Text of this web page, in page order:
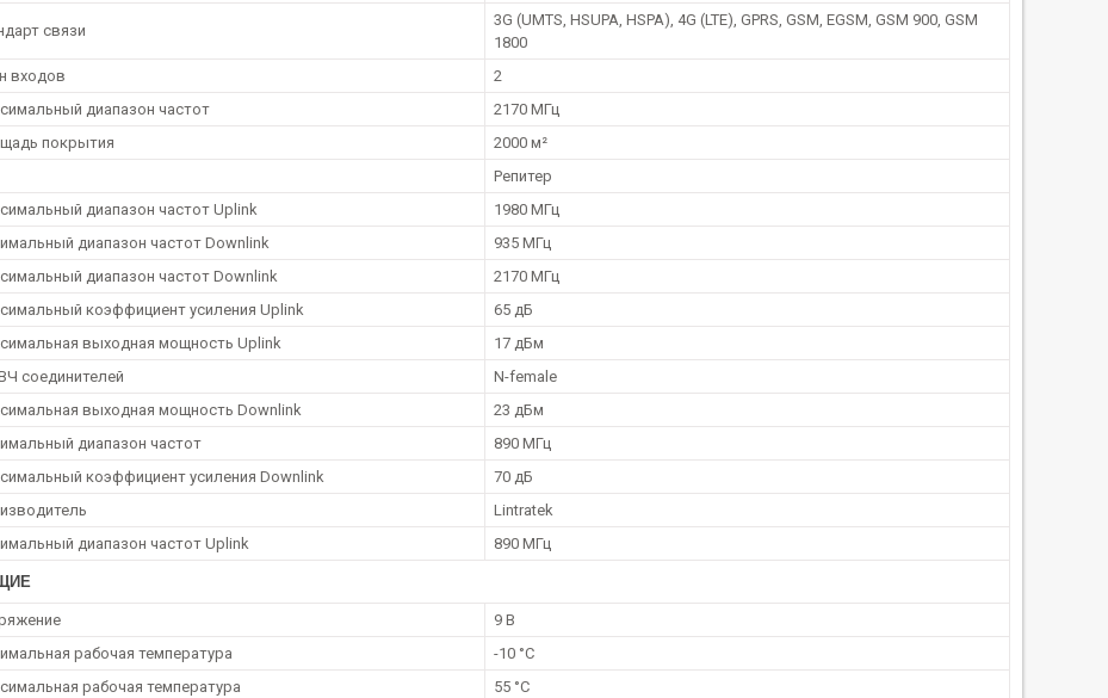
связи
3G (UMTS, HSUPA, HSPA), 4G (LTE), GPRS, GSM, EGSM, GSM 900, GSM
1800
входов
2
диапазон частот
2170 МГц
покрытия
2000 м²
Репитер
диапазон частот Uplink
1980 МГц
диапазон частот Downlink
935 МГц
диапазон частот Downlink
2170 МГц
коэффициент усиления Uplink
65 дБ
выходная мощность Uplink
17 дБм
соединителей
N-female
выходная мощность Downlink
23 дБм
диапазон частот
890 МГц
коэффициент усиления Downlink
70 дБ
Lintratek
диапазон частот Uplink
890 МГц
9 В
рабочая температура
-10 °С
рабочая температура
55 °С